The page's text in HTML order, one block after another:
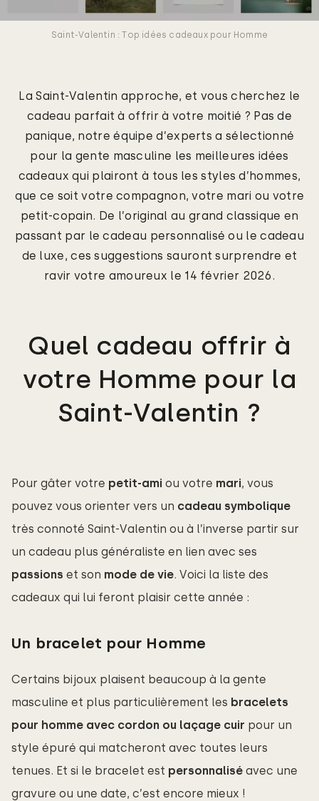
Saint-Valentin : Top idées cadeaux pour Homme
La Saint-Valentin approche, et vous cherchez le
cadeau parfait à offrir à votre moitié ? Pas de
panique, notre équipe d’experts a sélectionné
pour la gente masculine les meilleures idées
cadeaux qui plairont à tous les styles d’hommes,
que ce soit votre compagnon, votre mari ou votre
petit-copain. De l’original au grand classique en
passant par le cadeau personnalisé ou le cadeau
de luxe, ces suggestions sauront surprendre et
ravir votre amoureux le 14 février 2026.
Quel cadeau offrir à
votre Homme pour la
Saint-Valentin ?
Pour gâter votre petit-ami ou votre mari, vous
pouvez vous orienter vers un cadeau symbolique
très connoté Saint-Valentin ou à l’inverse partir sur
un cadeau plus généraliste en lien avec ses
passions et son mode de vie. Voici la liste des
cadeaux qui lui feront plaisir cette année :
Un bracelet pour Homme
Certains bijoux plaisent beaucoup à la gente
masculine et plus particulièrement les bracelets
pour homme avec cordon ou laçage cuir pour un
style épuré qui matcheront avec toutes leurs
tenues. Et si le bracelet est personnalisé avec une
gravure ou une date, c’est encore mieux !